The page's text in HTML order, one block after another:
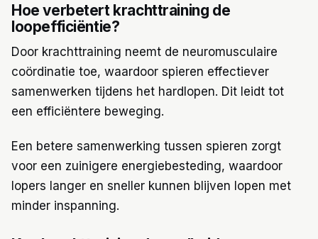
Hoe verbetert krachttraining de
loopefficiëntie?
Door krachttraining neemt de neuromusculaire
coördinatie toe, waardoor spieren effectiever
samenwerken tijdens het hardlopen. Dit leidt tot
een efficiëntere beweging.
Een betere samenwerking tussen spieren zorgt
voor een zuinigere energiebesteding, waardoor
lopers langer en sneller kunnen blijven lopen met
minder inspanning.